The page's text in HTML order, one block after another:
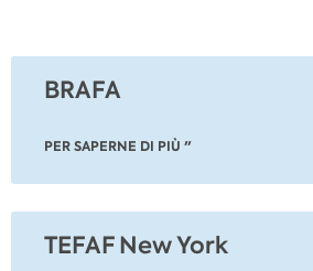
BRAFA
PER SAPERNE DI PIÙ "
TEFAF New York